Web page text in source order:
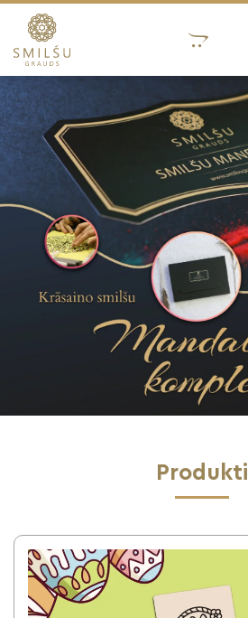
Produkti